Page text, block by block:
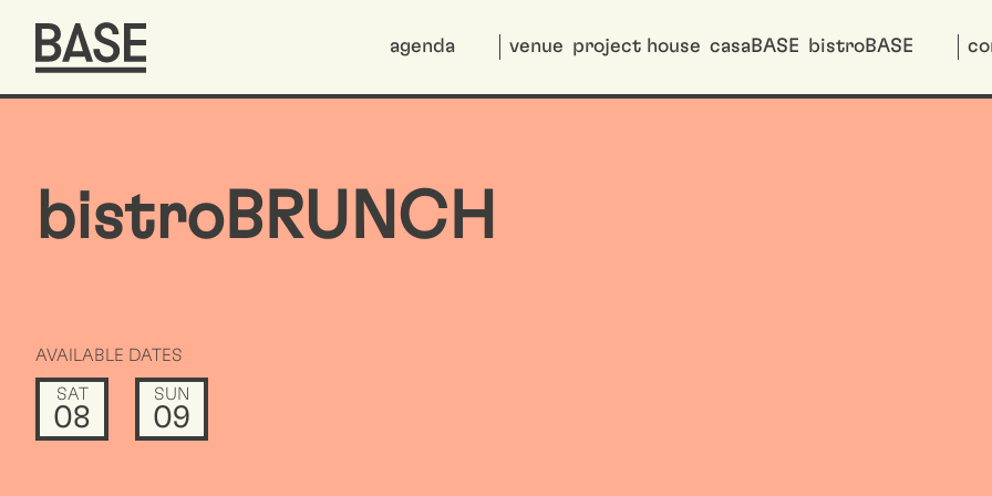
agenda venue project house casaBASE bistroBASE
bistroBRUNCH
AVAILABLE DATES
SAT
08
SUN
09